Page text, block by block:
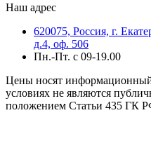
Наш адрес
620075, Россия, г.
д.4, оф. 506
Пн.-Пт. с 09-19.00
Цены носят
условиях не являются
положением Статьи 435 ГК